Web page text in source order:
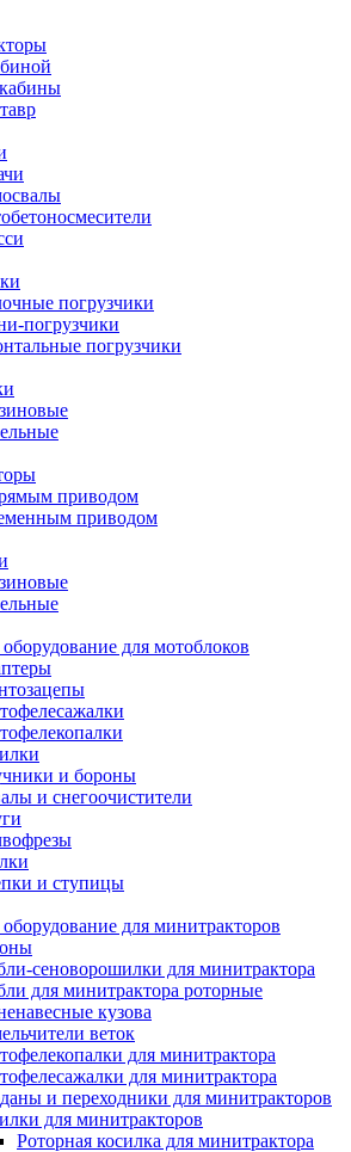
погрузчики
погрузчики
погрузчики
приводом
приводом
для мотоблоков
и бороны
и снегоочистители
и ступицы
для минитракторов
сеноворошилки для минитрактора
для минитрактора роторные
кузова
веток
для минитрактора
для минитрактора
и переходники для минитракторов
для минитракторов
Роторная косилка для минитрактора